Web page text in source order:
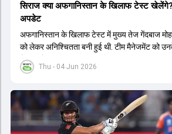
Thu - 04 Jun 2026
सिराज क्या अफगान‍िस्तान के ख‍िलाफ टेस्ट
अपडेट
अफगान‍िस्तान के ख‍िलाफ टेस्ट में मुख्य तेज गेंदबाज
को लेकर अनिश्चितता बनी हुई थी. टीम मैनेजमेंट को
फैसला लेना था.